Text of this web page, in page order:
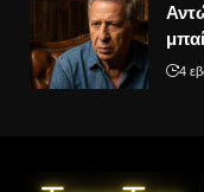
4